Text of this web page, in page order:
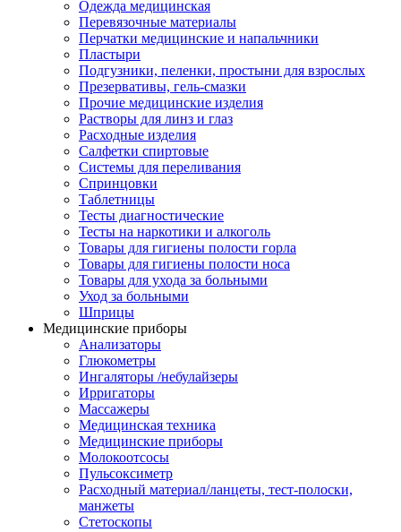
Одежда медицинская
Перевязочные материалы
Перчатки медицинские и напальчники
Пластыри
Подгузники, пеленки, простыни для взрослых
Презервативы, гель-смазки
Прочие медицинские изделия
Растворы для линз и глаз
Расходные изделия
Салфетки спиртовые
Системы для переливания
Спринцовки
Таблетницы
Тесты диагностические
Тесты на наркотики и алкоголь
Товары для гигиены полости горла
Товары для гигиены полости носа
Товары для ухода за больными
Уход за больными
Шприцы
Медицинские приборы
Анализаторы
Глюкометры
Ингаляторы /небулайзеры
Ирригаторы
Массажеры
Медицинская техника
Медицинские приборы
Молокоотсосы
Пульсоксиметр
Расходный материал/ланцеты, тест-полоски,
манжеты
Стетоскопы